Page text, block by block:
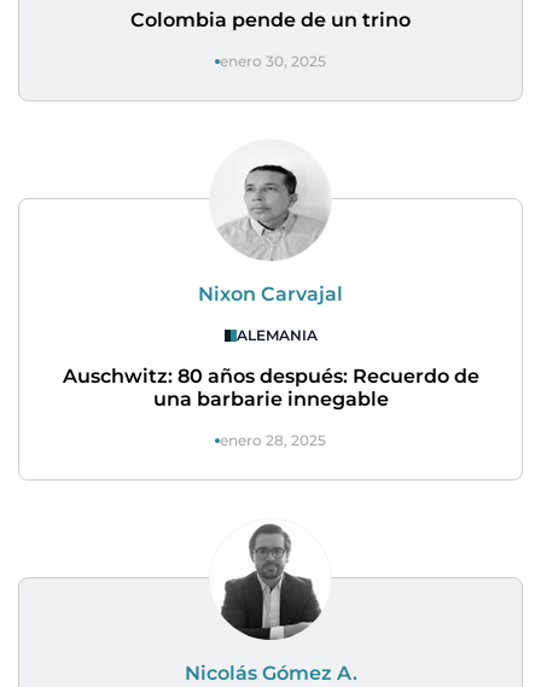
Colombia pende de un trino
enero 30, 2025
Nixon Carvajal
ALEMANIA
Auschwitz: 80 años después: Recuerdo de
una barbarie innegable
enero 28, 2025
Nicolás Gómez A.